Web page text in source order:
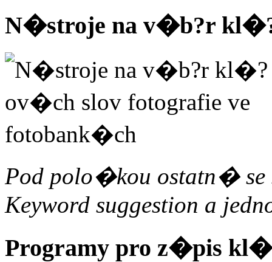
N�stroje na v�b?r
Pod polo�kou ostatn�
Keyword suggestion a
Programy pro z�pis